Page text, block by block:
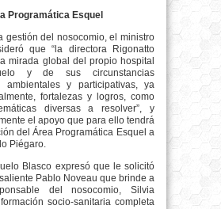
Programática Esquel
gestión del nosocomio, el ministro
que “la directora Rigonatto
mirada global del propio hospital
y de sus circunstancias
ambientales y participativas, ya
fortalezas y logros, como
diversas a resolver”, y
el apoyo que para ello tendrá
del Área Programática Esquel a
Piégaro.
Blasco expresó que le solicitó
Pablo Noveau que brinde a
del nosocomio, Silvia
socio-sanitaria completa